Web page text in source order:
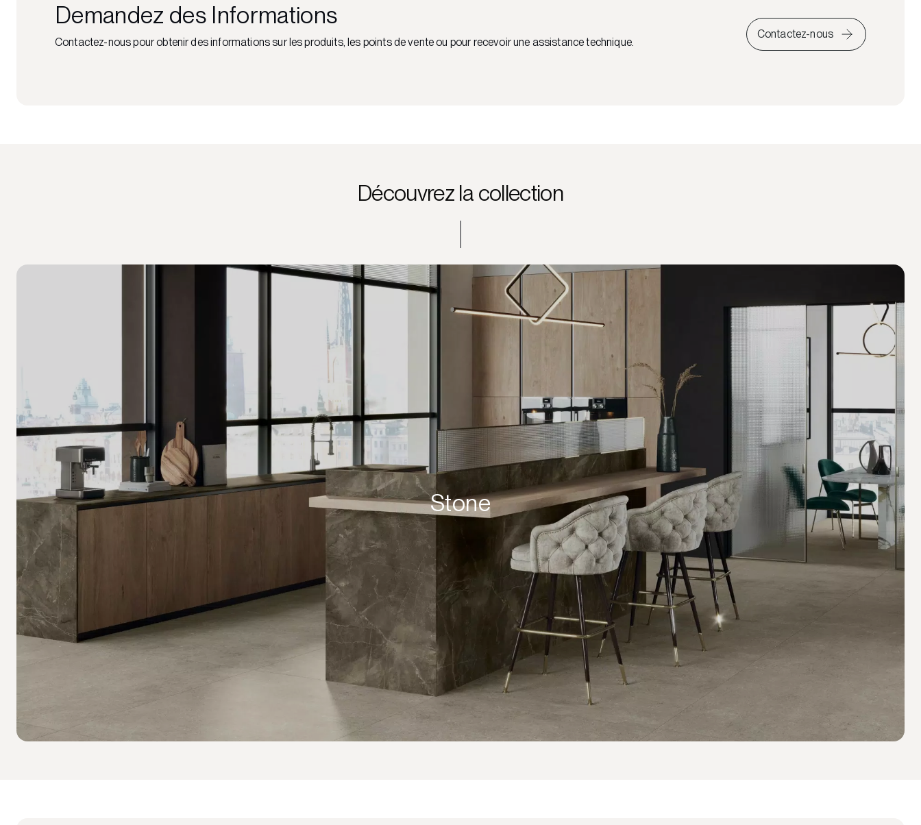
Demandez des Informations
Contactez-nous pour obtenir des informations sur les produits, les points de vente ou pour recevoir une assistance technique.
Contactez-nous
Découvrez la collection
Stone